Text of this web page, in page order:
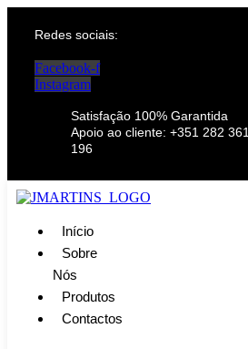
Redes sociais:
Facebook-f
Instagram
Satisfação 100% Garantida
Apoio ao cliente: +351 282 361
196
Início
Sobre
Nós
Produtos
Contactos